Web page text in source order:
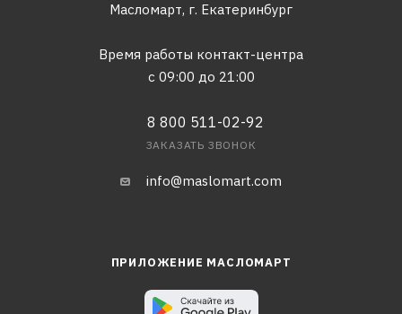
Масломарт, г. Екатеринбург
Время работы контакт-центра
с 09:00 до 21:00
8 800 511-02-92
ЗАКАЗАТЬ ЗВОНОК
info@maslomart.com
ПРИЛОЖЕНИЕ МАСЛОМАРТ